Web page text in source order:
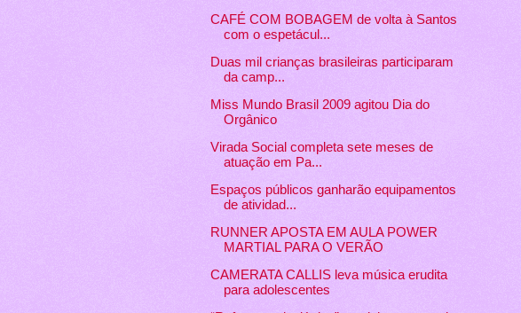
CAFÉ COM BOBAGEM de volta à Santos
com o espetácul...
Duas mil crianças brasileiras participaram
da camp...
Miss Mundo Brasil 2009 agitou Dia do
Orgânico
Virada Social completa sete meses de
atuação em Pa...
Espaços públicos ganharão equipamentos
de atividad...
RUNNER APOSTA EM AULA POWER
MARTIAL PARA O VERÃO
CAMERATA CALLIS leva música erudita
para adolescentes